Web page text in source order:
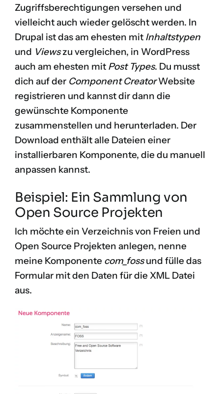
Zugriffsberechtigungen versehen und
vielleicht auch wieder gelöscht werden. In
Drupal ist das am ehesten mit Inhaltstypen
und Viewszu vergleichen, in WordPress
auch am ehesten mit Post Types. Du musst
dich auf der Component CreatorWebsite
registrieren und kannst dir dann die
gewünschte Komponente
zusammenstellen und herunterladen. Der
Download enthält alle Dateien einer
installierbaren Komponente, die du manuell
anpassen kannst.
Beispiel: Ein Sammlung von
Open Source Projekten
Ich möchte ein Verzeichnis von Freien und
Open Source Projekten anlegen, nenne
meine Komponente com_fossund fülle das
Formular mit den Daten für die XML Datei
aus.